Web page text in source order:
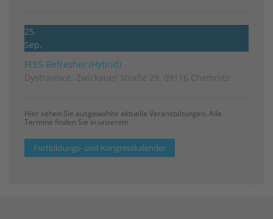
25
Sep.
FEES-Refresher (Hybrid)
Dystravoice, Zwickauer Straße 29, 09116 Chemnitz
Hier sehen Sie ausgewählte aktuelle Veranstaltungen. Alle
Termine finden Sie in unserem
Fortbildungs- und Kongresskalender